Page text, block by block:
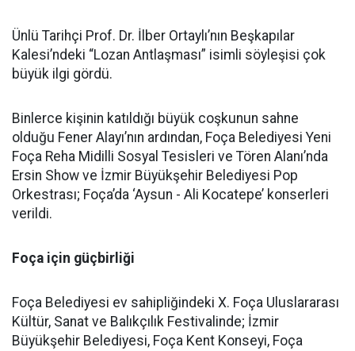
Ünlü Tarihçi Prof. Dr. İlber Ortaylı’nın Beşkapılar
Kalesi’ndeki “Lozan Antlaşması” isimli söyleşisi çok
büyük ilgi gördü.
Binlerce kişinin katıldığı büyük coşkunun sahne
olduğu Fener Alayı’nın ardından, Foça Belediyesi Yeni
Foça Reha Midilli Sosyal Tesisleri ve Tören Alanı’nda
Ersin Show ve İzmir Büyükşehir Belediyesi Pop
Orkestrası; Foça’da ‘Aysun - Ali Kocatepe’ konserleri
verildi.
Foça için güçbirliği
Foça Belediyesi ev sahipliğindeki X. Foça Uluslararası
Kültür, Sanat ve Balıkçılık Festivalinde; İzmir
Büyükşehir Belediyesi, Foça Kent Konseyi, Foça